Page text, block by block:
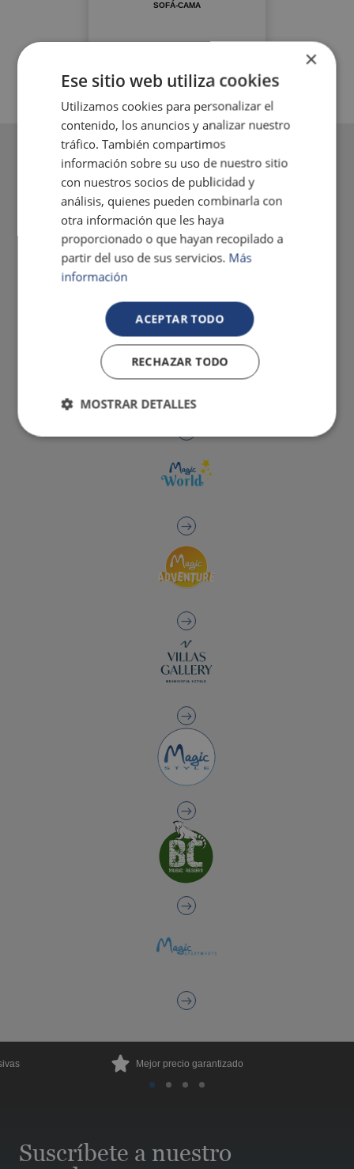
SOFÁ-CAMA
Mejor precio garantizado
Suscríbete a nuestro
×
Ese sitio web utiliza cookies
Utilizamos cookies para personalizar el
contenido, los anuncios y analizar nuestro
tráfico. También compartimos
información sobre su uso de nuestro sitio
con nuestros socios de publicidad y
análisis, quienes pueden combinarla con
otra información que les haya
proporcionado o que hayan recopilado a
partir del uso de sus servicios. Más
información
ACEPTAR TODO
RECHAZAR TODO
MOSTRAR DETALLES